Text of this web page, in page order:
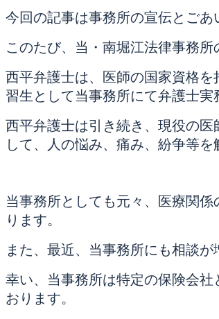
今回の記事は事務所の宣伝とごあ
このたび、当・南堀江法律事務
西平弁護士は、医師の国家資格
習生として当事務所にて弁護士
西平弁護士は引き続き、現役の
して、人の悩み、痛み、紛争等
当事務所としても元々、医療関
ります。
また、最近、当事務所にも相談
幸い、当事務所は特定の保険会
おります。